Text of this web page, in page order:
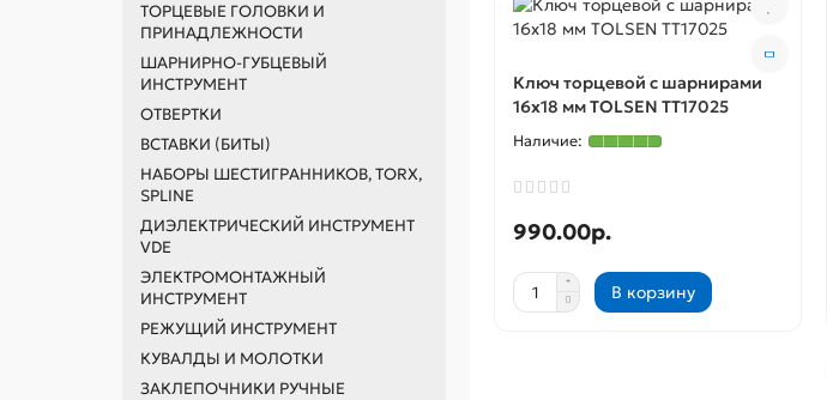
ТОРЦЕВЫЕ ГОЛОВКИ И
ПРИНАДЛЕЖНОСТИ
ШАРНИРНО-ГУБЦЕВЫЙ
ИНСТРУМЕНТ
ОТВЕРТКИ
ВСТАВКИ (БИТЫ)
НАБОРЫ ШЕСТИГРАННИКОВ, TORX,
SPLINE
ДИЭЛЕКТРИЧЕСКИЙ ИНСТРУМЕНТ
VDE
ЭЛЕКТРОМОНТАЖНЫЙ
ИНСТРУМЕНТ
РЕЖУЩИЙ ИНСТРУМЕНТ
КУВАЛДЫ И МОЛОТКИ
ЗАКЛЕПОЧНИКИ РУЧНЫЕ
Ключ торцевой с шарнирами
16x18 мм TOLSEN TT17025
990.00р.
В корзину